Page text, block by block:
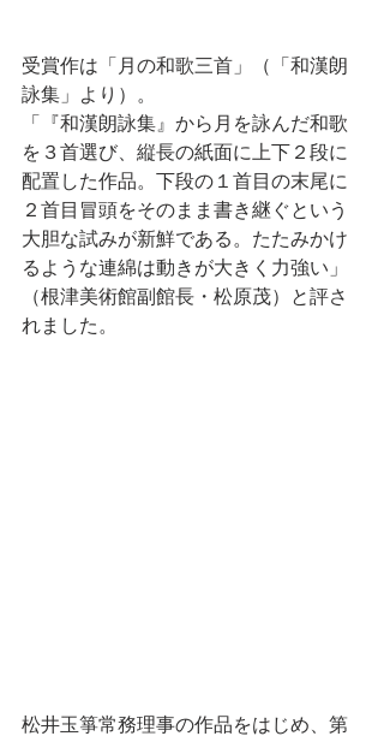
受賞作は「月の和歌三首」（「和漢朗
詠集」より）。
「『和漢朗詠集』から月を詠んだ和歌
を３首選び、縦長の紙面に上下２段に
配置した作品。下段の１首目の末尾に
２首目冒頭をそのまま書き継ぐという
大胆な試みが新鮮である。たたみかけ
るような連綿は動きが大きく力強い」
（根津美術館副館長・松原茂）と評さ
れました。
松井玉箏常務理事の作品をはじめ、第